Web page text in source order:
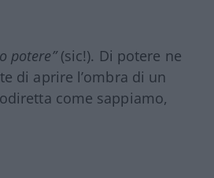
potere”(sic!). Di potere ne
di aprire l’ombra di un
come sappiamo,